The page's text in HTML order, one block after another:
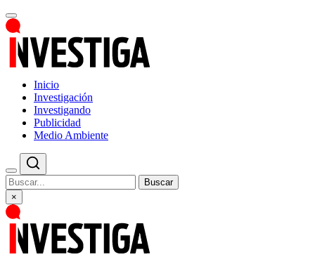
Inicio
Investigación
Investigando
Publicidad
Medio Ambiente
Buscar
×